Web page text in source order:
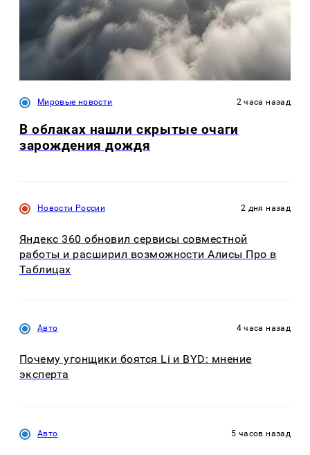
Мировые новости 2 часа назад
В облаках нашли скрытые очаги
зарождения дождя
Новости России 2 дня назад
Яндекс 360 обновил сервисы совместной
работы и расширил возможности Алисы Про в
Таблицах
Авто 4 часа назад
Почему угонщики боятся Li и BYD: мнение
эксперта
Авто 5 часов назад